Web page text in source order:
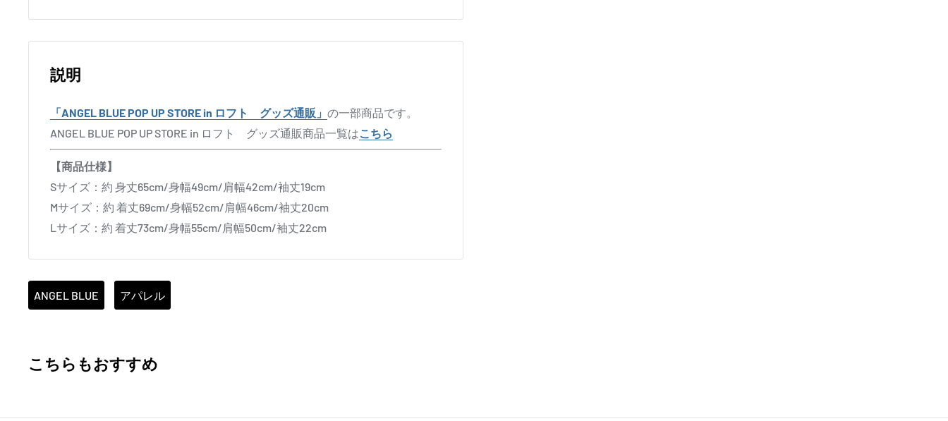
説明
「ANGEL BLUE POP UP STORE in ロフト グッズ通販」 の一部商品です。
ANGEL BLUE POP UP STORE in ロフト グッズ通販商品一覧はこちら
【商品仕様】
Sサイズ：約 身丈65cm/身幅49cm/肩幅42cm/袖丈19cm
Mサイズ：約 着丈69cm/身幅52cm/肩幅46cm/袖丈20cm
Lサイズ：約 着丈73cm/身幅55cm/肩幅50cm/袖丈22cm
ANGEL BLUE アパレル
こちらもおすすめ